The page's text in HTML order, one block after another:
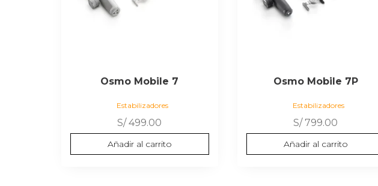
Osmo Mobile 7
Estabilizadores
S/499.00
Añadir al carrito
Osmo Mobile 7P
Estabilizadores
S/799.00
Añadir al carrito